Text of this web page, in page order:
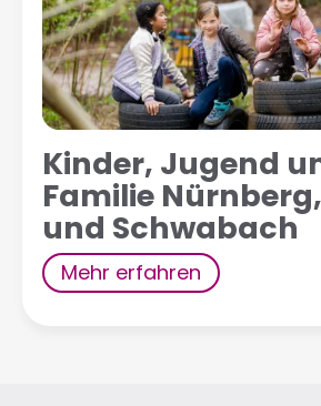
Kinder, Jugend
Familie
und Schwabach
Mehr erfahren